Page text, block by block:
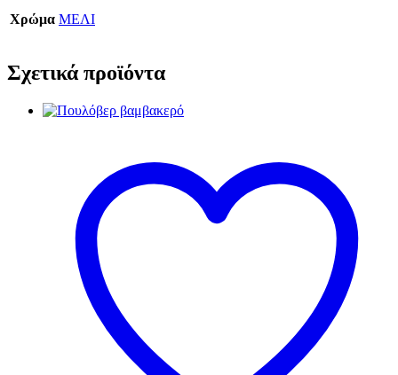
Χρώμα ΜΕΛΙ
Σχετικά προϊόντα